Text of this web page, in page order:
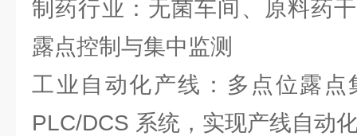
制药行业：无菌车间、原料药
露点控制与集中监测
工业自动化产线：多点位露点
PLC/DCS 系统，实现产线自动